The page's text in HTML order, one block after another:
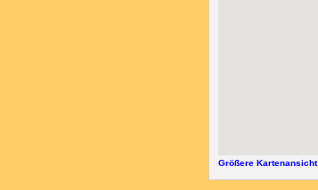
Größere Kartenansicht